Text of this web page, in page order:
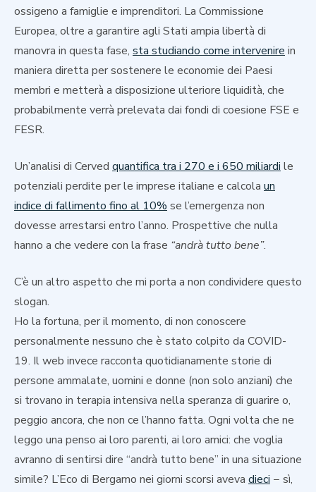
ossigeno a famiglie e imprenditori. La Commissione
Europea, oltre a garantire agli Stati ampia libertà di
manovra in questa fase, sta studiando come intervenire in
maniera diretta per sostenere le economie dei Paesi
membri e metterà a disposizione ulteriore liquidità, che
probabilmente verrà prelevata dai fondi di coesione FSE e
FESR.
Un’analisi di Cerved quantifica tra i 270 e i 650 miliardi le
potenziali perdite per le imprese italiane e calcola un
indice di fallimento fino al 10% se l’emergenza non
dovesse arrestarsi entro l’anno. Prospettive che nulla
hanno a che vedere con la frase “andrà tutto bene”.
C’è un altro aspetto che mi porta a non condividere questo
slogan.
Ho la fortuna, per il momento, di non conoscere
personalmente nessuno che è stato colpito da COVID-
19. Il web invece racconta quotidianamente storie di
persone ammalate, uomini e donne (non solo anziani) che
si trovano in terapia intensiva nella speranza di guarire o,
peggio ancora, che non ce l’hanno fatta. Ogni volta che ne
leggo una penso ai loro parenti, ai loro amici: che voglia
avranno di sentirsi dire “andrà tutto bene” in una situazione
simile? L’Eco di Bergamo nei giorni scorsi aveva dieci − sì,